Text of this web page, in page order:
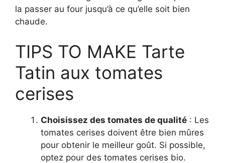
la passer au four jusqu’à ce qu’elle soit bien
chaude.
TIPS TO MAKE Tarte
Tatin aux tomates
cerises
Choisissez des tomates de qualité : Les
tomates cerises doivent être bien mûres
pour obtenir le meilleur goût. Si possible,
optez pour des tomates cerises bio.